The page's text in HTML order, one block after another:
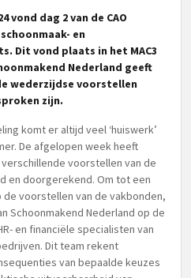
vond dag 2 van de CAO
en
Dit vond plaats in het MAC3
Nederland geeft
wederzijdse voorstellen
zijn.
komt er altijd veel ‘huiswerk’
De afgelopen week heeft
voorstellen van de
en doorgerekend. Om tot een
voorstellen van de vakbonden,
Schoonmakend Nederland op de
en financiële specialisten van
Dit team rekent
van bepaalde keuzes